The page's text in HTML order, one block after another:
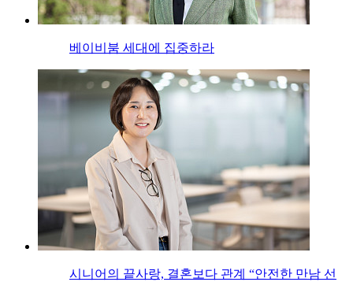
베이비붐 세대에 집중하라
시니어의 끝사랑, 결혼보다 관계 “안전한 만남 선